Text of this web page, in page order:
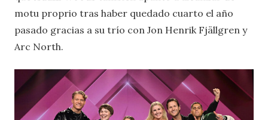
motu proprio tras haber quedado cuarto el año
pasado gracias a su trío con Jon Henrik Fjällgren y
Arc North.